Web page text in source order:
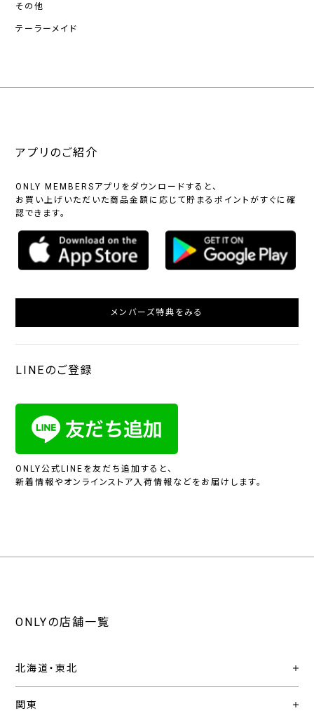
その他
テーラーメイド
アプリのご紹介
ONLY MEMBERSアプリをダウンロードすると、
お買い上げいただいた商品金額に応じて貯まるポイントがすぐに確
認できます。
メンバーズ特典をみる
LINEのご登録
ONLY公式LINEを友だち追加すると、
新着情報やオンラインストア入荷情報などをお届けします。
ONLYの店舗一覧
北海道・東北
関東